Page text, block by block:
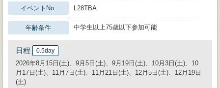
イベントNo. L28TBA
年齢条件 中学生以上75歳以下参加可能
日程 0.5day
2026年8月15日(土)、9月5日(土)、9月19日(土)、10月3日(土)、10
月17日(土)、11月7日(土)、11月21日(土)、12月5日(土)、12月19日
(土)